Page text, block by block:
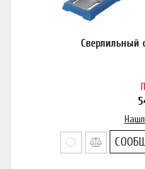
Сверлильный